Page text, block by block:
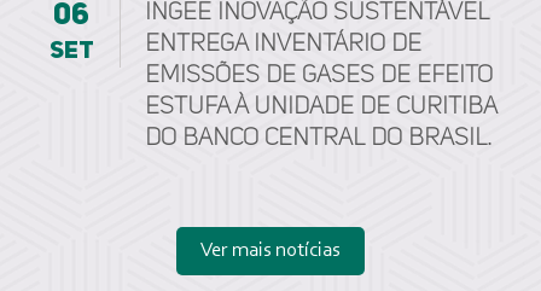
06
set
ingee inovação sustentável
entrega Inventário de
Emissões de Gases de Efeito
Estufa à unidade de Curitiba
do Banco Central do Brasil.
Ver mais notícias